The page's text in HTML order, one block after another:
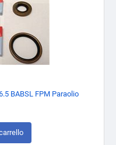
BABSL FPM Paraolio